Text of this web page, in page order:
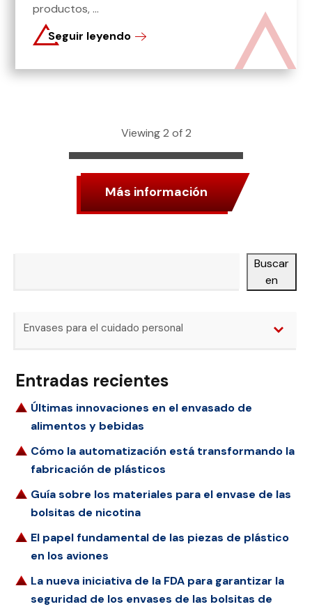
productos, ...
Seguir leyendo
Viewing 2 of 2
Más información
Buscar
en
Envases para el cuidado personal
Entradas recientes
Últimas innovaciones en el envasado de
alimentos y bebidas
Cómo la automatización está transformando la
fabricación de plásticos
Guía sobre los materiales para el envase de las
bolsitas de nicotina
El papel fundamental de las piezas de plástico
en los aviones
La nueva iniciativa de la FDA para garantizar la
seguridad de los envases de las bolsitas de